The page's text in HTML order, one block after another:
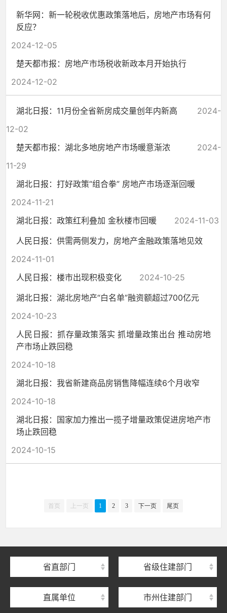
新华网：新一轮税收优惠政策落地后，房地产市场有何
反应？
2024-12-05
楚天都市报：房地产市场税收新政本月开始执行
2024-12-02
湖北日报：11月份全省新房成交量创年内新高
2024-
12-02
楚天都市报：湖北多地房地产市场暖意渐浓
2024-
11-29
湖北日报：打好政策“组合拳” 房地产市场逐渐回暖
2024-11-21
湖北日报：政策红利叠加 金秋楼市回暖
2024-11-03
人民日报：供需两侧发力，房地产金融政策落地见效
2024-11-01
人民日报：楼市出现积极变化
2024-10-25
湖北日报：湖北房地产“白名单”融资额超过700亿元
2024-10-23
人民日报：抓存量政策落实 抓增量政策出台 推动房地
产市场止跌回稳
2024-10-18
湖北日报：我省新建商品房销售降幅连续6个月收窄
2024-10-18
湖北日报：国家加力推出一揽子增量政策促进房地产市
场止跌回稳
2024-10-15
首页 上一页 1 2 3 下一页 尾页
省直部门 省级住建部门
直属单位
湖北省住建厅机关后勤服务中心
湖北省住房保障中心
湖北省建设工程质量安全监督总站
湖北省建设工程标准定额管理总站 市州住建部门